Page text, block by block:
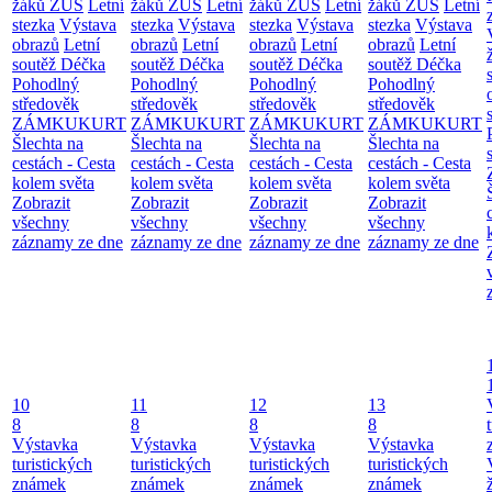
žáků ZUŠ Letní
stezka Výstava
obrazů Letní
soutěž Déčka
Pohodlný
středověk
ZÁMKUKURT
Šlechta na
cestách - Cesta
kolem světa
Zobrazit
všechny
záznamy ze dne
žáků ZUŠ Letní
stezka Výstava
obrazů Letní
soutěž Déčka
Pohodlný
středověk
ZÁMKUKURT
Šlechta na
cestách - Cesta
kolem světa
Zobrazit
všechny
záznamy ze dne
žáků ZUŠ Letní
stezka Výstava
obrazů Letní
soutěž Déčka
Pohodlný
středověk
ZÁMKUKURT
Šlechta na
cestách - Cesta
kolem světa
Zobrazit
všechny
záznamy ze dne
žáků ZUŠ Letní
stezka Výstava
obrazů Letní
soutěž Déčka
Pohodlný
středověk
ZÁMKUKURT
Šlechta na
cestách - Cesta
kolem světa
Zobrazit
všechny
záznamy ze dne
10
8
Výstavka
turistických
známek
11
8
Výstavka
turistických
známek
12
8
Výstavka
turistických
známek
13
8
Výstavka
turistických
známek